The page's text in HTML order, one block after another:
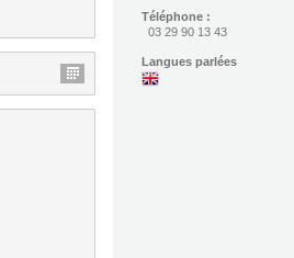
Téléphone :
03 29 90 13 43
Langues parlées